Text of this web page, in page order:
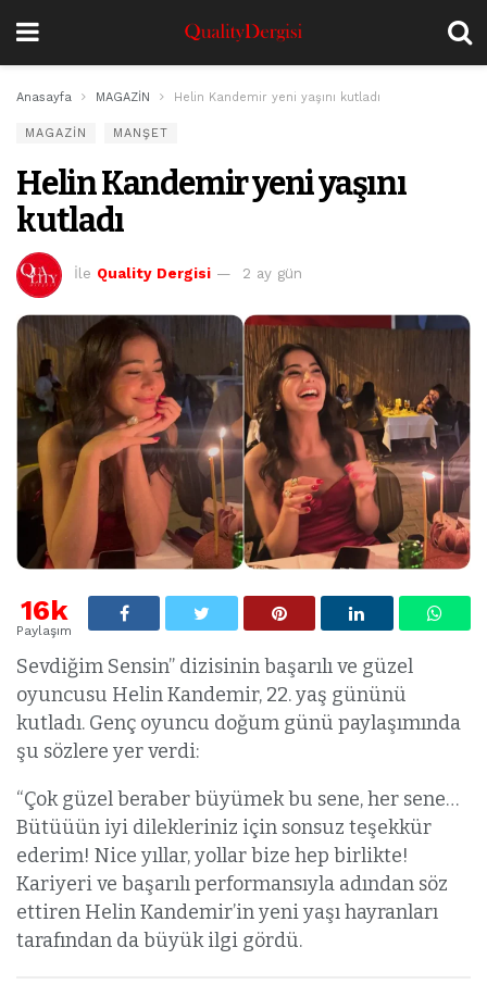
Anasayfa MAGAZİN Helin Kandemir yeni yaşını kutladı
MAGAZİN MANŞET
Helin Kandemir yeni yaşını
kutladı
İle Quality Dergisi 2 ay gün
16k
Paylaşım
Sevdiğim Sensin” dizisinin başarılı ve güzel
oyuncusu Helin Kandemir, 22. yaş gününü
kutladı. Genç oyuncu doğum günü paylaşımında
şu sözlere yer verdi:
“Çok güzel beraber büyümek bu sene, her sene…
Bütüüün iyi dilekleriniz için sonsuz teşekkür
ederim! Nice yıllar, yollar bize hep birlikte!
Kariyeri ve başarılı performansıyla adından söz
ettiren Helin Kandemir’in yeni yaşı hayranları
tarafından da büyük ilgi gördü.